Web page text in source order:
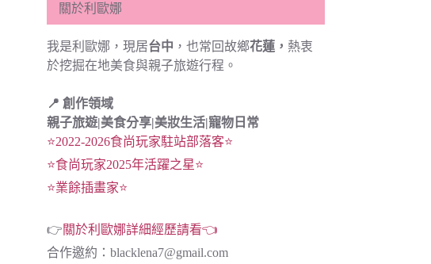
關於利歐娜
我是利歐娜，現居台中 ，也常回故鄉花蓮， 熱衷
於挖掘在地美食與親子旅遊行程。
📍 創作領域
親子旅遊|美食分享|美妝生活|寵物日常
⭐2022-2026食尚玩家駐站部落客⭐
⭐食尚玩家2025年活躍之星⭐
⭐業餘插畫家⭐
👉關於利歐娜詳細經歷請看👈
合作邀約： blacklena7@gmail.com